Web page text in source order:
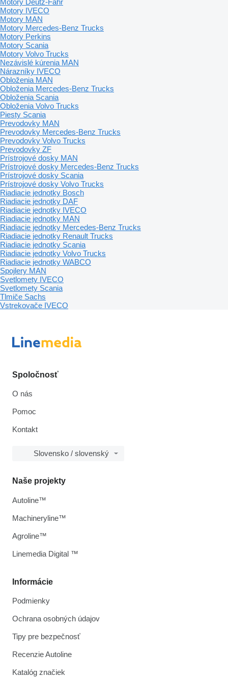
Motory Deutz-Fahr
Motory IVECO
Motory MAN
Motory Mercedes-Benz Trucks
Motory Perkins
Motory Scania
Motory Volvo Trucks
Nezávislé kúrenia MAN
Nárazníky IVECO
Obloženia MAN
Obloženia Mercedes-Benz Trucks
Obloženia Scania
Obloženia Volvo Trucks
Piesty Scania
Prevodovky MAN
Prevodovky Mercedes-Benz Trucks
Prevodovky Volvo Trucks
Prevodovky ZF
Prístrojové dosky MAN
Prístrojové dosky Mercedes-Benz Trucks
Prístrojové dosky Scania
Prístrojové dosky Volvo Trucks
Riadiacie jednotky Bosch
Riadiacie jednotky DAF
Riadiacie jednotky IVECO
Riadiacie jednotky MAN
Riadiacie jednotky Mercedes-Benz Trucks
Riadiacie jednotky Renault Trucks
Riadiacie jednotky Scania
Riadiacie jednotky Volvo Trucks
Riadiacie jednotky WABCO
Spojlery MAN
Svetlomety IVECO
Svetlomety Scania
Tlmiče Sachs
Vstrekovače IVECO
Spoločnosť
O nás
Pomoc
Kontakt
Slovensko / slovenský
Informácie
Podmienky
Ochrana osobných údajov
Tipy pre bezpečnosť
Recenzie Autoline
Katalóg značiek
Naše projekty
Autoline™
Machineryline™
Agroline™
Linemedia Digital ™